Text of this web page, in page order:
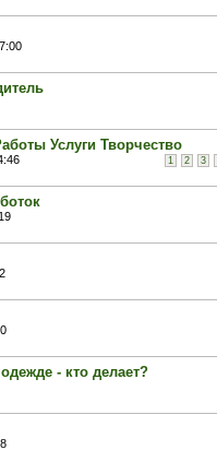
Услуги Творчество
1 2 3
- кто делает?